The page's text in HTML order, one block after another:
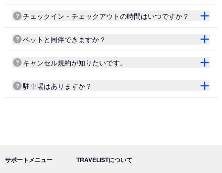
チェックイン・チェックアウトの時間はいつですか？
ペットと同伴できますか？
キャンセル規約が知りたいです。
駐車場はありますか？
サポートメニュー TRAVELISTについて